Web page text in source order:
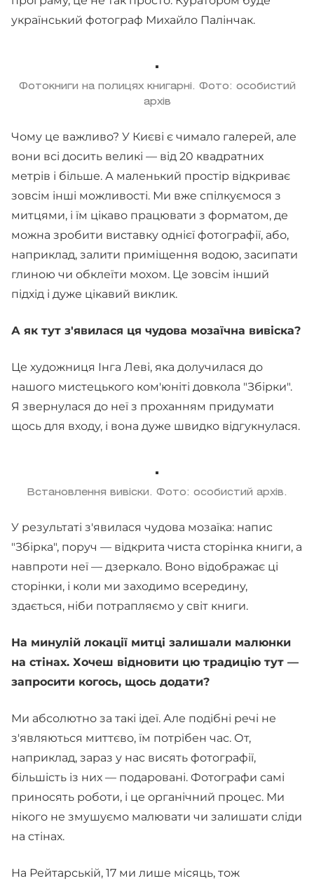
український фотограф Михайло Палінчак.
Фотокниги на полицях книгарні. Фото: особистий
архів
Чому це важливо? У Києві є чимало галерей, але
вони всі досить великі — від 20 квадратних
метрів і більше. А маленький простір відкриває
зовсім інші можливості. Ми вже спілкуємося з
митцями, і їм цікаво працювати з форматом, де
можна зробити виставку однієї фотографії, або,
наприклад, залити приміщення водою, засипати
глиною чи обклеїти мохом. Це зовсім інший
підхід і дуже цікавий виклик.
А як тут з'явилася ця чудова мозаїчна вивіска?
Це художниця Інга Леві, яка долучилася до
нашого мистецького ком'юніті довкола "Збірки".
Я звернулася до неї з проханням придумати
щось для входу, і вона дуже швидко відгукнулася.
Встановлення вивіски. Фото: особистий архів.
У результаті з'явилася чудова мозаїка: напис
"Збірка", поруч — відкрита чиста сторінка книги, а
навпроти неї — дзеркало. Воно відображає ці
сторінки, і коли ми заходимо всередину,
здається, ніби потрапляємо у світ книги.
На минулій локації митці залишали малюнки
на стінах. Хочеш відновити цю традицію тут —
запросити когось, щось додати?
Ми абсолютно за такі ідеї. Але подібні речі не
з'являються миттєво, їм потрібен час. От,
наприклад, зараз у нас висять фотографії,
більшість із них — подаровані. Фотографи самі
приносять роботи, і це органічний процес. Ми
нікого не змушуємо малювати чи залишати сліди
на стінах.
На Рейтарській, 17 ми лише місяць, тож